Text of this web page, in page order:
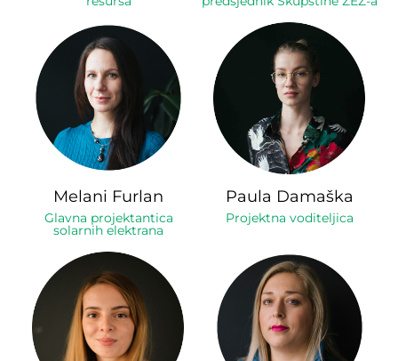
Melani Furlan
Glavna projektantica
solarnih elektrana
Paula Damaška
Projektna voditeljica